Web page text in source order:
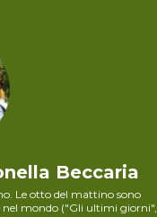
Beccaria
Le otto del mattino sono
nel mondo ("Gli ultimi giorni",